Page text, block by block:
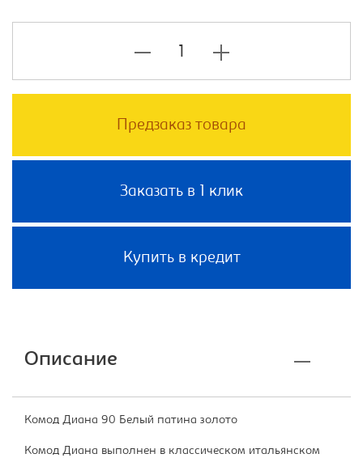
Предзаказ товара
Заказать в 1 клик
Купить в кредит
Описание
Комод Диана 90 Белый патина золото
Комод Диана выполнен в классическом итальянском